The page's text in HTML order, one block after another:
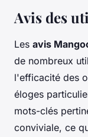
Avis des
Les avis
de nombreux
l'efficacité des
éloges
mots-clés
conviviale, ce